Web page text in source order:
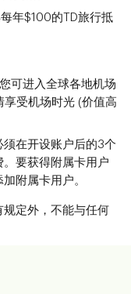
年$100的TD旅行抵
可进入全球各地机场
享受机场时光 (价值高
在开设账户后的3个
要获得附属卡用户
附属卡用户。
定外，不能与任何